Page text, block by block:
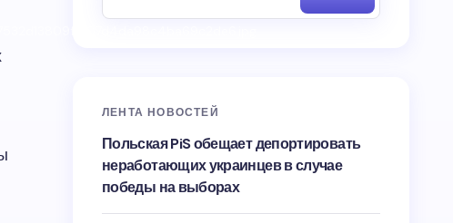
ЛЕНТА НОВОСТЕЙ
Польская PiS обещает депортировать
неработающих украинцев в случае
победы на выборах